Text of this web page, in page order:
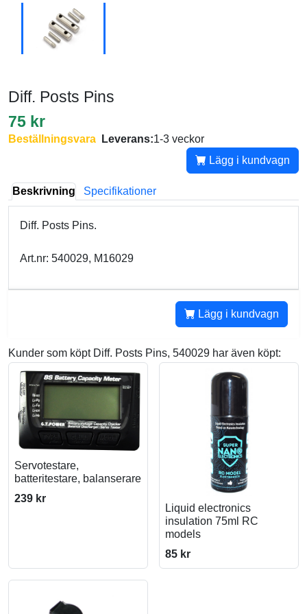
Diff. Posts Pins
75 kr
Beställningsvara Leverans:1-3 veckor
Lägg i kundvagn
Beskrivning Specifikationer
Diff. Posts Pins.
Art.nr: 540029, M16029
Lägg i kundvagn
Kunder som köpt Diff. Posts Pins, 540029 har även köpt:
Servotestare,
batteritestare, balanserare
239 kr
Liquid electronics
insulation 75ml RC
models
85 kr